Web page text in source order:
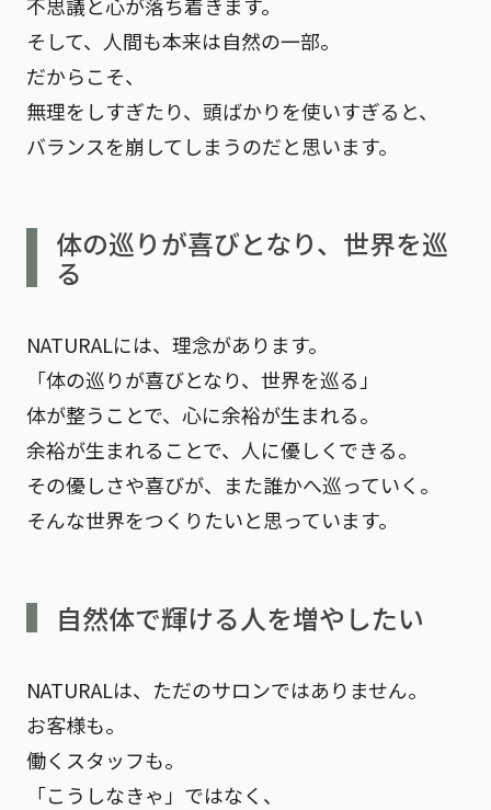
そして、人間も本来は自然の一部。
だからこそ、
無理をしすぎたり、頭ばかりを使いすぎると、
バランスを崩してしまうのだと思います。
体の巡りが喜びとなり、世界を巡
る
NATURALには、理念があります。
「体の巡りが喜びとなり、世界を巡る」
体が整うことで、心に余裕が生まれる。
余裕が生まれることで、人に優しくできる。
その優しさや喜びが、また誰かへ巡っていく。
そんな世界をつくりたいと思っています。
自然体で輝ける人を増やしたい
NATURALは、ただのサロンではありません。
お客様も。
働くスタッフも。
「こうしなきゃ」ではなく、